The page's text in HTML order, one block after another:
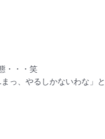
・・・笑
っ、やるしかないわな」と